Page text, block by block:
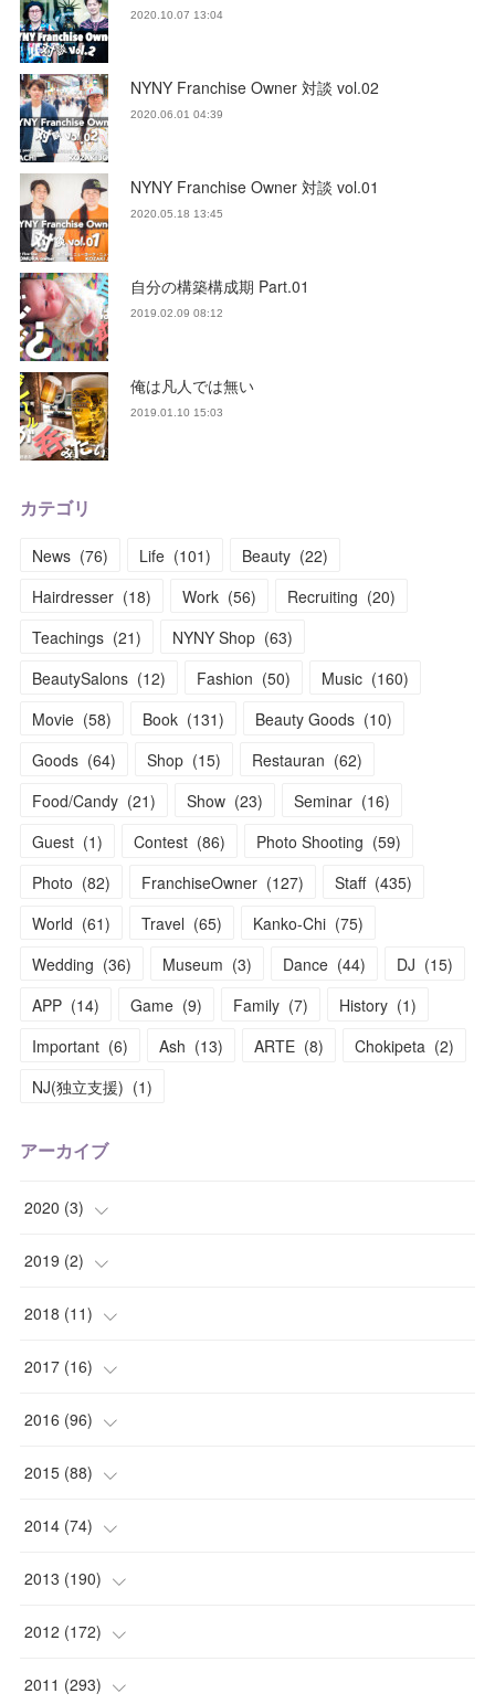
2020.10.07 13:04
NYNY Franchise Owner 対談 vol.02
2020.06.01 04:39
NYNY Franchise Owner 対談 vol.01
2020.05.18 13:45
自分の構築構成期 Part.01
2019.02.09 08:12
俺は凡人では無い
2019.01.10 15:03
カテゴリ
News (76) Life (101) Beauty (22)
Hairdresser (18) Work (56) Recruiting (20)
Teachings (21) NYNY Shop (63)
BeautySalons (12) Fashion (50) Music (160)
Movie (58) Book (131) Beauty Goods (10)
Goods (64) Shop (15) Restauran (62)
Food/Candy (21) Show (23) Seminar (16)
Guest (1) Contest (86) Photo Shooting (59)
Photo (82) FranchiseOwner (127) Staff (435)
World (61) Travel (65) Kanko-Chi (75)
Wedding (36) Museum (3) Dance (44) DJ (15)
APP (14) Game (9) Family (7) History (1)
Important (6) Ash (13) ARTE (8) Chokipeta (2)
NJ(独立支援) (1)
アーカイブ
2020 (3)
(1
( 1)
(1)
2019 (2)
( 1)
(1)
2018 (11)
(2)
(1)
(1)
(1)
2017 (16)
(1)
(2)
(1)
( 3)
2016 (96)
(2)
(5)
(6)
(3)
2015 (88)
(4)
(7)
(6)
(6)
2014 (74)
(9)
(14)
(6)
2013 (190)
(17)
(22)
2012 (172)
(12)
2011 (293)